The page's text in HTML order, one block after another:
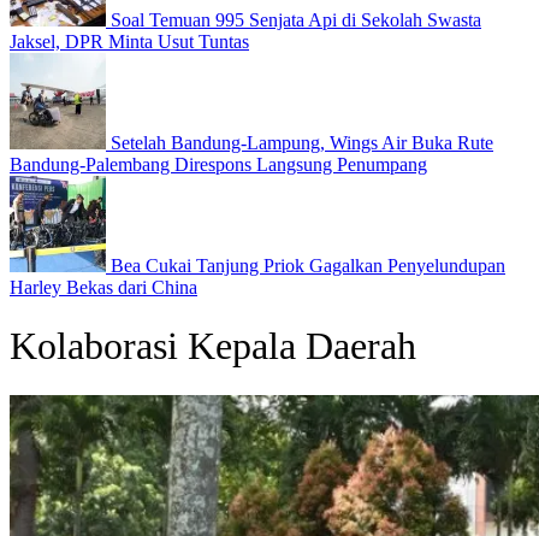
Soal Temuan 995 Senjata Api di Sekolah Swasta
Jaksel, DPR Minta Usut Tuntas
Setelah Bandung-Lampung, Wings Air Buka Rute
Bandung-Palembang Direspons Langsung Penumpang
Bea Cukai Tanjung Priok Gagalkan Penyelundupan
Harley Bekas dari China
Kolaborasi Kepala Daerah